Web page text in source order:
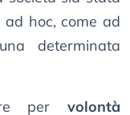
hoc, come ad
determinata
per volontà